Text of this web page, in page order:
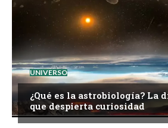
UNIVERSO
¿Qué es la astrobiología? La
que despierta curiosidad